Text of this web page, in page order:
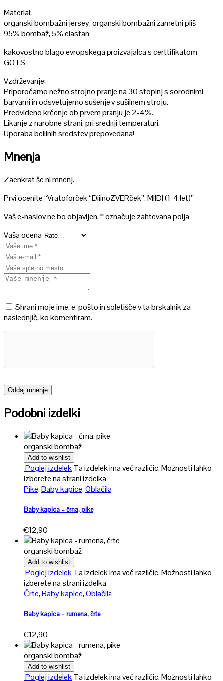
Material:
organski bombažni jersey, organski bombažni žametni pliš
95% bombaž, 5% elastan
kakovostno blago evropskega proizvajalca s certtifikatom
GOTS
Vzdrževanje:
Priporočamo nežno strojno pranje na 30 stopinj s sorodnimi
barvami in odsvetujemo sušenje v sušilnem stroju.
Predvideno krčenje ob prvem pranju je 2-4%.
Likanje z narobne strani, pri srednji temperaturi.
Uporaba belilnih sredstev prepovedana!
Mnenja
Zaenkrat še ni mnenj.
Prvi ocenite “Vratoforček “DiiinoZVERček”, MIIDI (1-4 let)”
Vaš e-naslov ne bo objavljen.*označuje zahtevana polja
Vaša ocena
Shrani moje ime, e-pošto in spletišče v ta brskalnik za
naslednjič, ko komentiram.
Podobni izdelki
organski bombaž
Add to wishlist
Poglej izdelekTa izdelek ima več različic. Možnosti lahko
izberete na strani izdelka
Pike,Baby kapice,Oblačila
Baby kapica – črna, pike
€12,90
organski bombaž
Add to wishlist
Poglej izdelekTa izdelek ima več različic. Možnosti lahko
izberete na strani izdelka
Črte,Baby kapice,Oblačila
Baby kapica – rumena, črte
€12,90
organski bombaž
Add to wishlist
Poglej izdelekTa izdelek ima več različic. Možnosti lahko